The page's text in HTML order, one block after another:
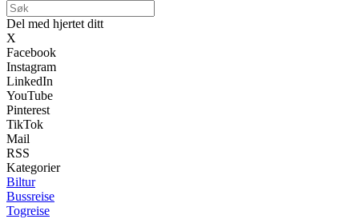
Del med hjertet ditt
X
Facebook
Instagram
LinkedIn
YouTube
Pinterest
TikTok
Mail
RSS
Kategorier
Biltur
Bussreise
Togreise